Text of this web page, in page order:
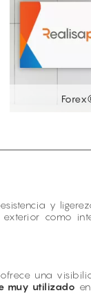
y
como
una
muy utilizado